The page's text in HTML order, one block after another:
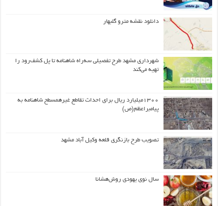
دانلود نقشه مترو گلبهار
شهرداری مشهد طرح تفصیلی سه‌راه شاهنامه تا پل کشف‌رود را
تهیه می‌کند
۱۳۰۰میلیارد ریال برای احداث تقاطع غیرهمسطح شاهنامه به
پیامبراعظم(ص)
تصویب طرح بازنگری قلعه وکیل آباد مشهد
سال نوی یهودی روش‌هشانا